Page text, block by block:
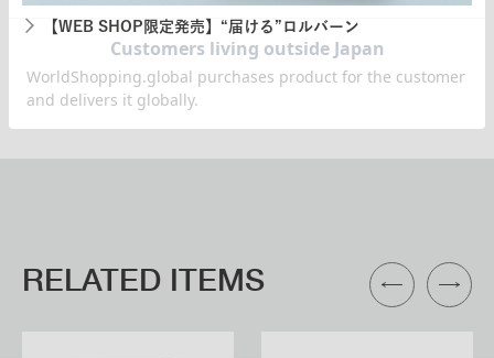
【WEB SHOP限定発売】“届ける”ロルバーン
RELATED ITEMS